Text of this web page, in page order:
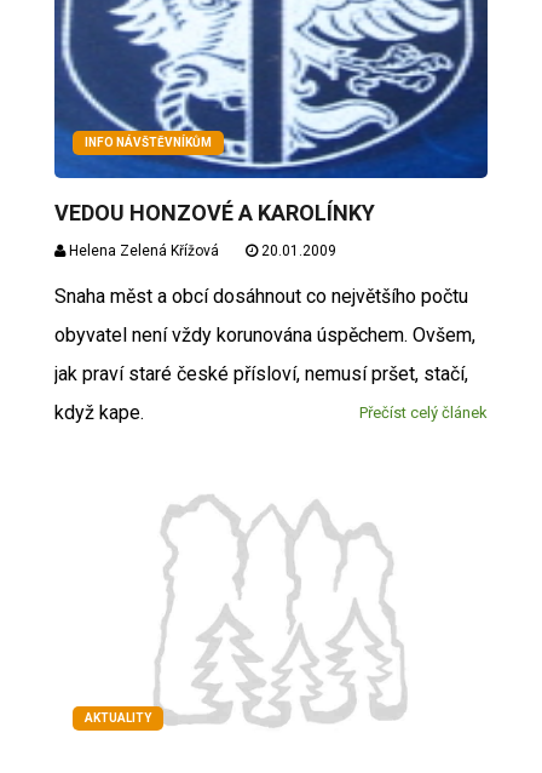
INFO NÁVŠTĚVNÍKŮM
VEDOU HONZOVÉ A KAROLÍNKY
Helena Zelená Křížová 20.01.2009
Snaha měst a obcí dosáhnout co největšího počtu
obyvatel není vždy korunována úspěchem. Ovšem,
jak praví staré české přísloví, nemusí pršet, stačí,
když kape.
Přečíst celý článek
AKTUALITY